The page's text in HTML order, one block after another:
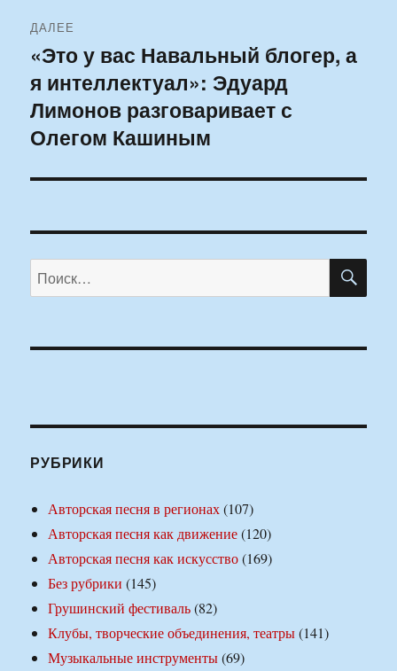
ДАЛЕЕ
Следующая
запись:
«Это у вас Навальный блогер, а
я интеллектуал»: Эдуард
Лимонов разговаривает с
Олегом Кашиным
Искать:
РУБРИКИ
Авторская песня в регионах(107)
Авторская песня как движение(120)
Авторская песня как искусство(169)
Без рубрики (145)
Грушинский фестиваль(82)
Клубы, творческие объединения, театры(141)
Музыкальные инструменты(69)